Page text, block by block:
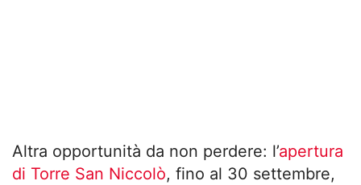
Altra opportunità da non perdere: l’apertura
di Torre San Niccolò, fino al 30 settembre,